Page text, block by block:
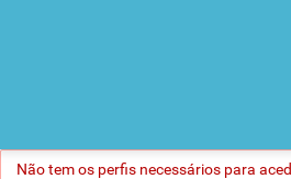
Não tem os perfis necessários para